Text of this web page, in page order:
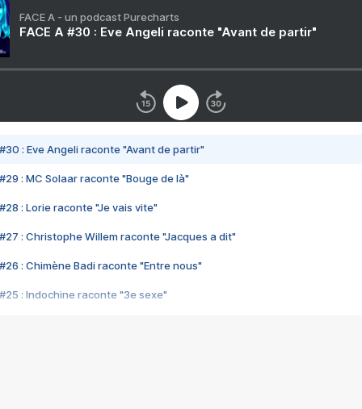
FACE A - un podcast Purecharts
FACE A #30 : Eve Angeli raconte "Avant de partir"
#30 : Eve Angeli raconte "Avant de partir"
#29 : MC Solaar raconte "Bouge de là"
#28 : Lorie raconte "Je vais vite"
#27 : Christophe Willem raconte "Jacques a dit"
#26 : Chimène Badi raconte "Entre nous"
#25 : Indochine raconte "3e sexe"